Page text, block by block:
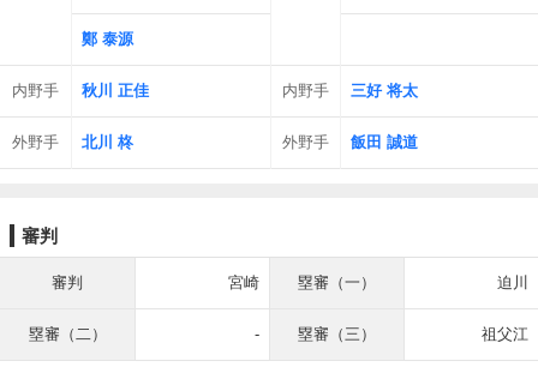
鄭 泰源
内野手 秋川 正佳 内野手 三好 将太
外野手 北川 柊 外野手 飯田 誠道
審判
審判 宮崎 塁審（一） 迫川
塁審（二） - 塁審（三） 祖父江